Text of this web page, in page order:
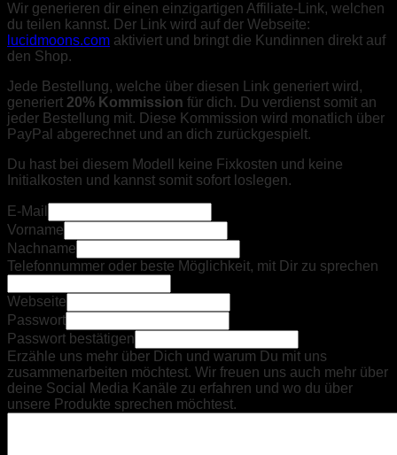
Wir generieren dir einen einzigartigen Affiliate-Link, welchen
du teilen kannst. Der Link wird auf der Webseite:
lucidmoons.com aktiviert und bringt die Kundinnen direkt auf
den Shop.
Jede Bestellung, welche über diesen Link generiert wird,
generiert 20% Kommission für dich. Du verdienst somit an
jeder Bestellung mit. Diese Kommission wird monatlich über
PayPal abgerechnet und an dich zurückgespielt.
Du hast bei diesem Modell keine Fixkosten und keine
Initialkosten und kannst somit sofort loslegen.
E-Mail
Vorname
Nachname
Telefonnummer oder beste Möglichkeit, mit Dir zu sprechen
Webseite
Passwort
Passwort bestätigen
Erzähle uns mehr über Dich und warum Du mit uns
zusammenarbeiten möchtest. Wir freuen uns auch mehr über
deine Social Media Kanäle zu erfahren und wo du über
unsere Produkte sprechen möchtest.